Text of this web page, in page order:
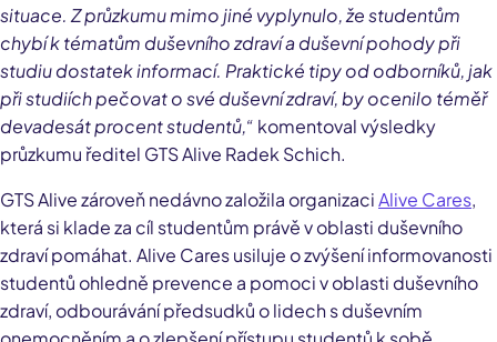
situace. Z průzkumu mimo jiné vyplynulo, že studentům
chybí k tématům duševního zdraví a duševní pohody při
studiu dostatek informací. Praktické tipy od odborníků, jak
při studiích pečovat o své duševní zdraví, by ocenilo téměř
devadesát procent studentů,“ komentoval výsledky
průzkumu ředitel GTS Alive Radek Schich.
GTS Alive zároveň nedávno založila organizaciAlive Cares,
která si klade za cíl studentům právě v oblasti duševního
zdraví pomáhat. Alive Cares usiluje o zvýšení informovanosti
studentů ohledně prevence a pomoci v oblasti duševního
zdraví, odbourávání předsudků o lidech s duševním